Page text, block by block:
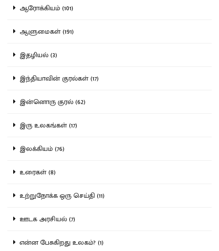
ஆரோக்கியம் (101)
ஆளுமைகள் (191)
இதழியல் (3)
இந்தியாவின் குரல்கள் (17)
இன்னொரு குரல் (62)
இரு உலகங்கள் (17)
இலக்கியம் (76)
உரைகள் (8)
உற்றுநோக்க ஒரு செய்தி (11)
ஊடக அரசியல் (7)
என்ன பேசுகிறது உலகம்? (1)